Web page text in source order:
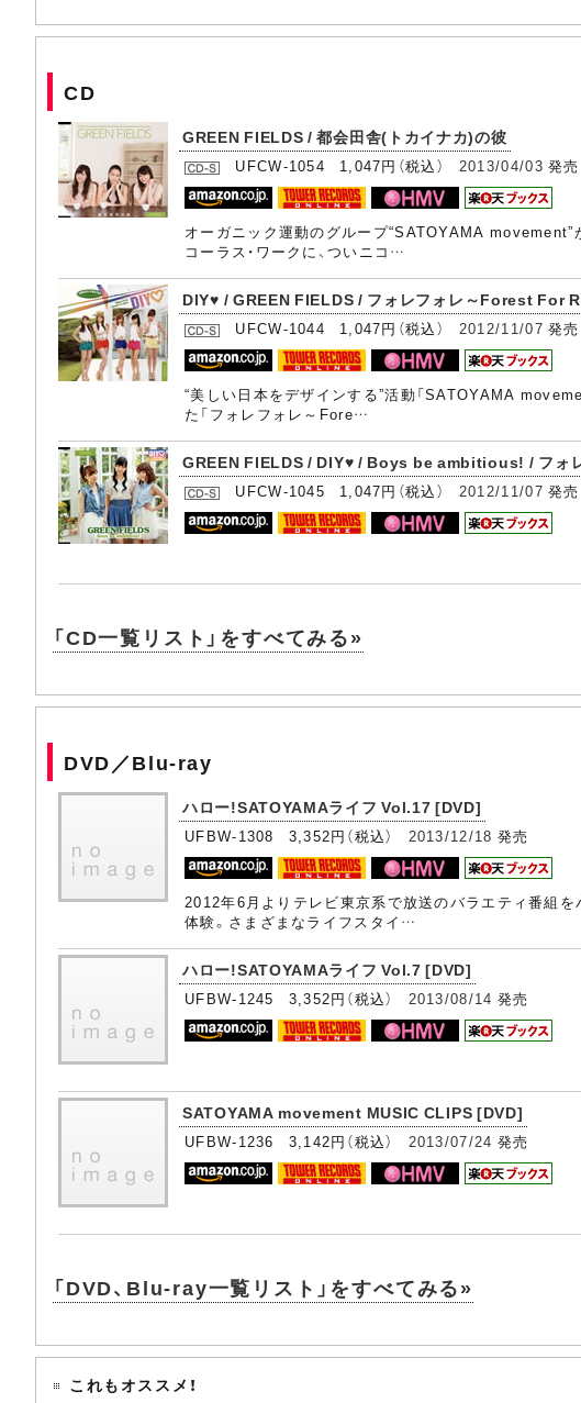
CD
GREEN FIELDS / 都会田舎(トカイナカ)の彼
UFCW-1054 1,047円（税込） 2013/04/03 発売
オーガニック運動のグループ“SATOYAMA
コーラス・ワークに、ついニコ…
DIY♥ / GREEN FIELDS / フォレフォレ～Forest
UFCW-1044 1,047円（税込） 2012/11/07 発売
“美しい日本をデザインする”活動「SATOYAMA
た「フォレフォレ～Fore…
GREEN FIELDS / DIY♥ / Boys be ambitious! / フォ
UFCW-1045 1,047円（税込） 2012/11/07 発売
「CD一覧リスト」をすべてみる»
DVD／Blu-ray
ハロー!SATOYAMAライフ Vol.17 [DVD]
UFBW-1308 3,352円（税込） 2013/12/18 発売
2012年6月よりテレビ東京系で放送のバラエティ番組
体験。さまざまなライフスタイ…
ハロー!SATOYAMAライフ Vol.7 [DVD]
UFBW-1245 3,352円（税込） 2013/08/14 発売
SATOYAMA movement MUSIC CLIPS [DVD]
UFBW-1236 3,142円（税込） 2013/07/24 発売
「DVD、Blu-ray一覧リスト」をすべてみる»
これもオススメ！